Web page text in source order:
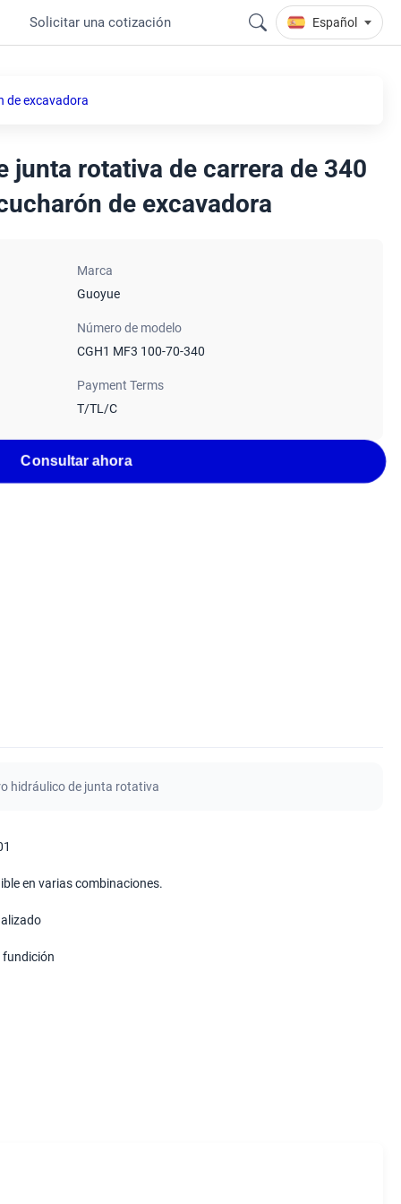
Solicitar una cotización Español
de excavadora
junta rotativa de carrera de 340
de excavadora
Marca
Guoyue
Número de modelo
CGH1 MF3 100-70-340
Payment Terms
T/TL/C
Consultar ahora
hidráulico de junta rotativa
en varias combinaciones.
fundición